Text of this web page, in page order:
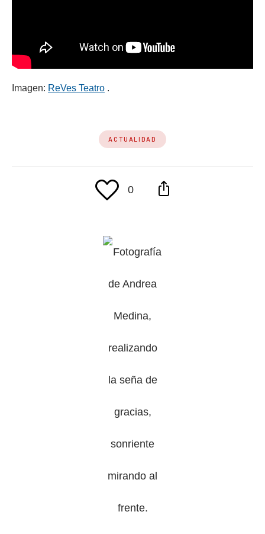
Imagen: ReVes Teatro(se abre en una nueva pestaña)
.
ACTUALIDAD
0